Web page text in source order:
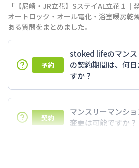
「【尼崎・JR立花】SステイAL立花１｜
オートロック・オール電化・浴室暖房乾
ある質問をまとめました。
予約
stoked lifeのマンス
の契約期間は、何
すか？
7日以上からのご契約期間ですが
のご契約期間の地域もございます
合わせください。
契約
マンスリーマンシ
変更は可能ですか？
約が入っていなければ、ご対応